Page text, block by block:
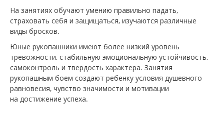
На занятиях обучают умению правильно падать,
страховать себя и защищаться, изучаются различные
виды бросков.
Юные рукопашники имеют более низкий уровень
тревожности, стабильную эмоциональную устойчивость,
самоконтроль и твердость характера. Занятия
рукопашным боем создают ребенку условия душевного
равновесия, чувство значимости и мотивации
на достижение успеха.